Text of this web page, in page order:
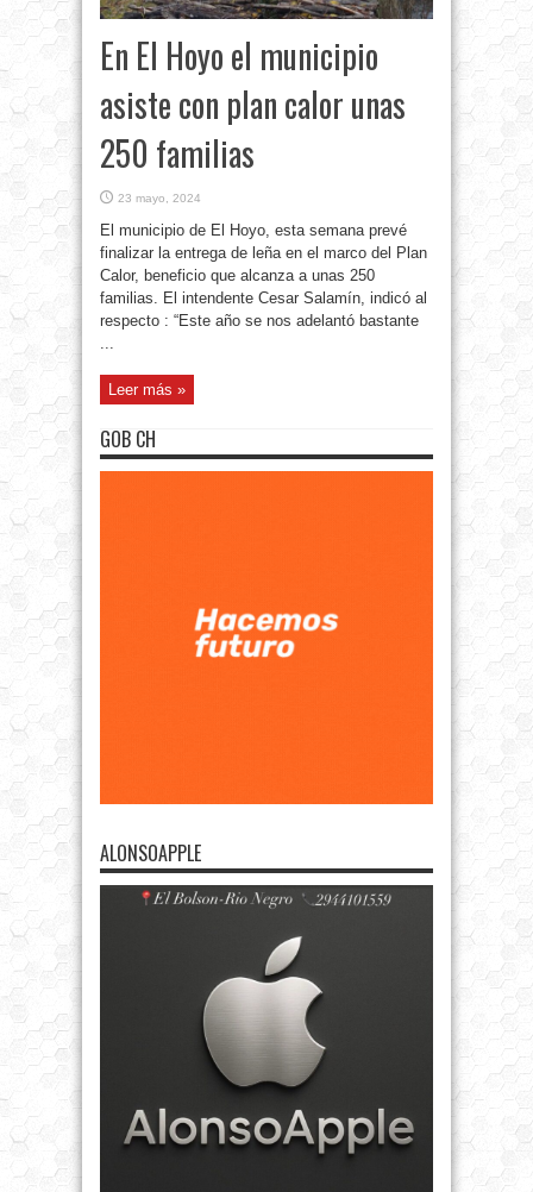
En El Hoyo el municipio
asiste con plan calor unas
250 familias
23 mayo, 2024
El municipio de El Hoyo, esta semana prevé
finalizar la entrega de leña en el marco del Plan
Calor, beneficio que alcanza a unas 250
familias. El intendente Cesar Salamín, indicó al
respecto : “Este año se nos adelantó bastante
...
Leer más »
GOB CH
ALONSOAPPLE